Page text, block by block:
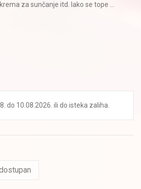
za sunčanje itd. lako se tope
do 10.08.2026. ili do isteka zaliha.